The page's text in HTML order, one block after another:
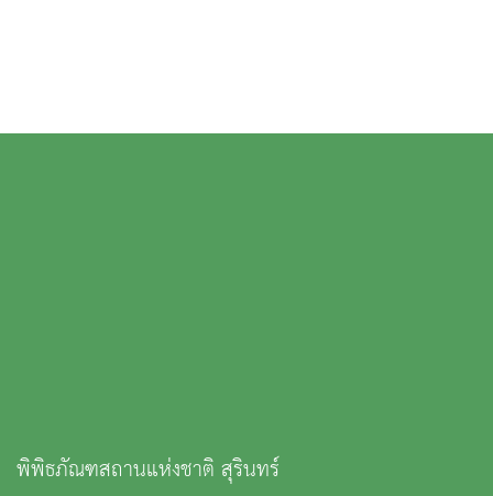
พิพิธภัณฑสถานแห่งชาติ สุรินทร์